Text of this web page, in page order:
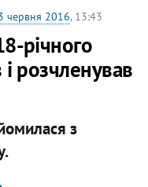
червня 2016, 13:43
річного
розчленував
з